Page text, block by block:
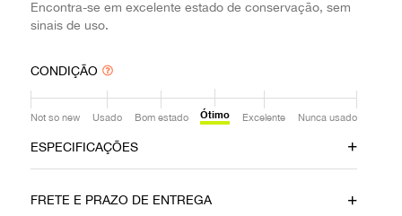
Encontra-se em excelente estado de conservação, sem
sinais de uso.
CONDIÇÃO
Not so new Usado Bom estado Ótimo Excelente Nunca usado
ESPECIFICAÇÕES
28062018 Acetato
FRETE E PRAZO DE ENTREGA